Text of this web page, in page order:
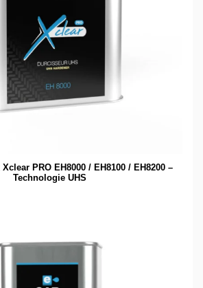
PRO EH8000 / EH8100 / EH8200 –
Technologie UHS